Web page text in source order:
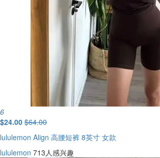
6
$24.00 $64.00
lululemon Align 高腰短裤 8英寸 女款
lululemon 713人感兴趣